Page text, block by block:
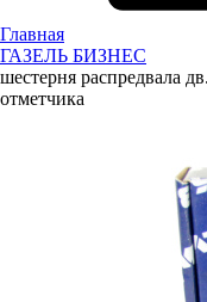
Главная
ГАЗЕЛЬ БИЗНЕС
шестерня распредвала
отметчика